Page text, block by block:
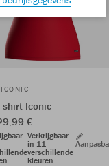
shirt Iconic
€
Verkrijgbaar
in 11
verschillende
kleuren